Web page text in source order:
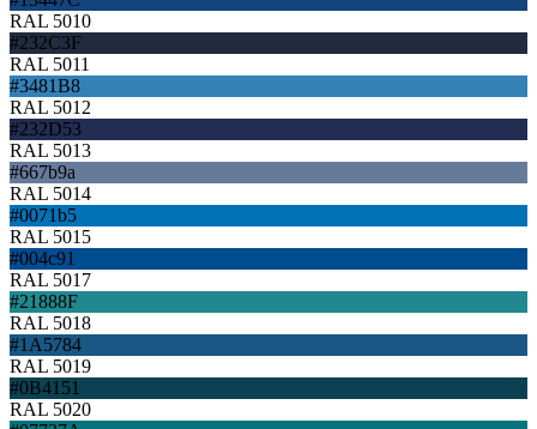
RAL 5010
#232C3F
RAL 5011
#3481B8
RAL 5012
#232D53
RAL 5013
#667b9a
RAL 5014
#0071b5
RAL 5015
#004c91
RAL 5017
#21888F
RAL 5018
#1A5784
RAL 5019
#0B4151
RAL 5020